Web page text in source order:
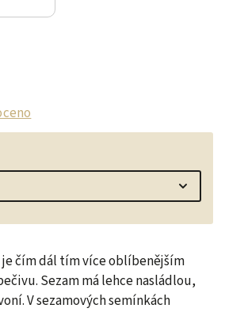
je čím dál tím více oblíbenějším
Sezammá lehce nasládlou,
V sezamových semínkách